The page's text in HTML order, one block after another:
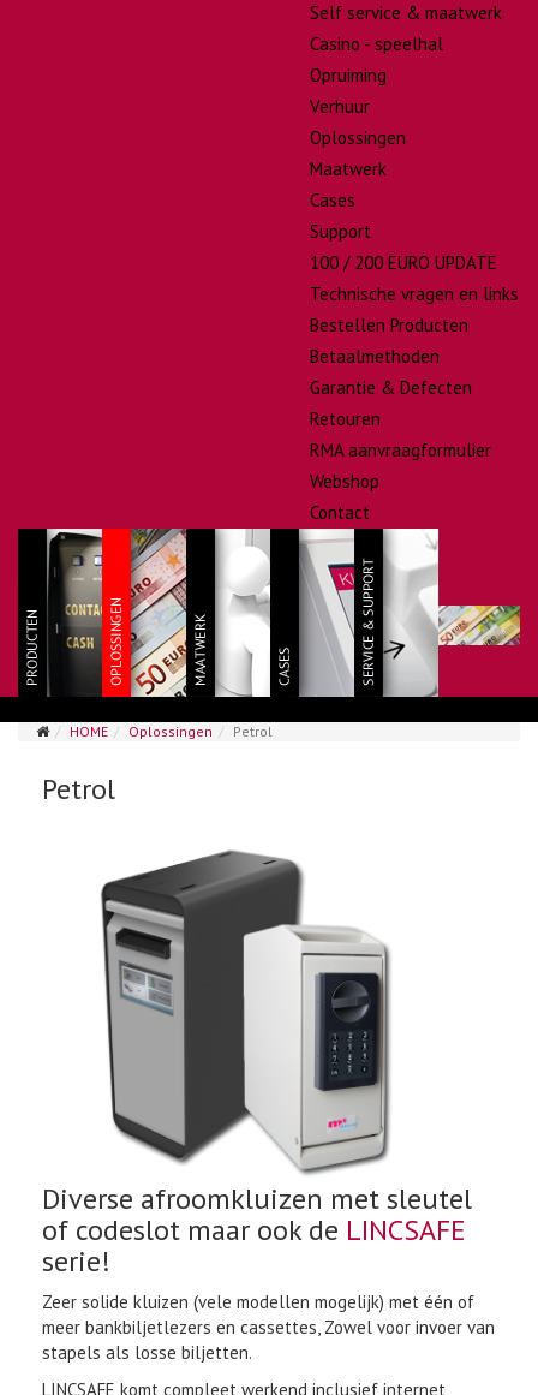
Self service & maatwerk
Casino - speelhal
Opruiming
Verhuur
Oplossingen
Maatwerk
Cases
Support
100 / 200 EURO UPDATE
Technische vragen en links
Bestellen Producten
Betaalmethoden
Garantie & Defecten
Retouren
RMA aanvraagformulier
Webshop
Contact
HOME Oplossingen Petrol
Petrol
Diverse afroomkluizen met sleutel
of codeslot maar ook de LINCSAFE
serie!
Zeer solide kluizen (vele modellen mogelijk) met één of
meer bankbiljetlezers en cassettes, Zowel voor invoer van
stapels als losse biljetten.
LINCSAFE komt compleet werkend inclusief internet